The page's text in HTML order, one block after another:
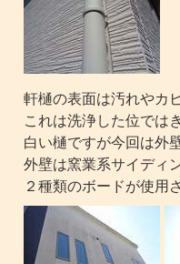
軒樋の表面は汚れやカ
これは洗浄した位では
白い樋ですが今回は外
外壁は窯業系サイディ
２種類のボードが使用